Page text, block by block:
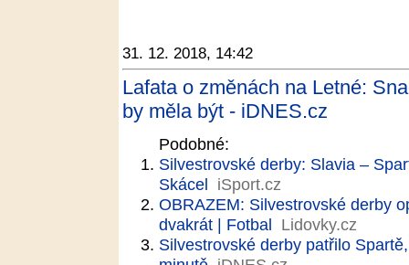
31. 12. 2018, 14:42
Lafata o změnách na Letné:
by měla být - iDNES.cz
Podobné:
Silvestrovské derby: Slavia –
Skácel iSport.cz
OBRAZEM: Silvestrovské derby
dvakrát | Fotbal Lidovky.cz
Silvestrovské derby patřilo